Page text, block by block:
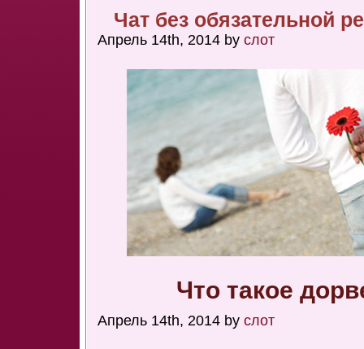
Чат без обязательной
Апрель 14th, 2014 by слот
Что такое
Апрель 14th, 2014 by слот